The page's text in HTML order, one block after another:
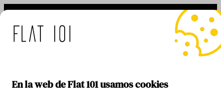
En la web de Flat 101 usamos cookies
Saltar
contenido